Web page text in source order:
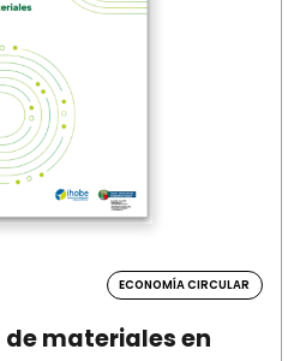
ECONOMÍA CIRCULAR
materiales en